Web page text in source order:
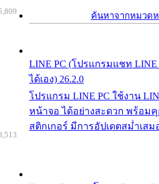
ค้นหาจากหมวด
LINE PC (โปรแกรมแชท
ได้เอง) 26.2.0
โปรแกรม LINE PC ใช้งาน
หน้าจอ ได้อย่างสะดวก พร้อมคุ
สติกเกอร์ มีการอัปเดตสม่ำเสม